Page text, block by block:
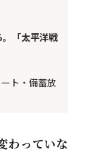
「太平洋戦
ト・備蓄放
わっていな